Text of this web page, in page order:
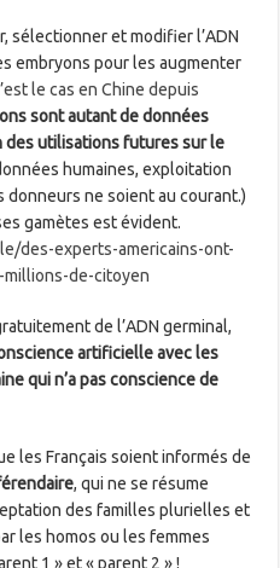
sélectionner et modifier l’ADN
embryons pour les augmenter
le cas en Chine depuis
sont autant de données
des utilisations futures sur le
humaines, exploitation
ne soient au courant.)
gamètes est évident.
des-experts-americains-ont-
de-citoyen
de l’ADN germinal,
artificielle avec les
qui n’a pas conscience de
les Français soient informés de
, qui ne se résume
des familles plurielles et
les homos ou les femmes
1 » et « parent 2 » !